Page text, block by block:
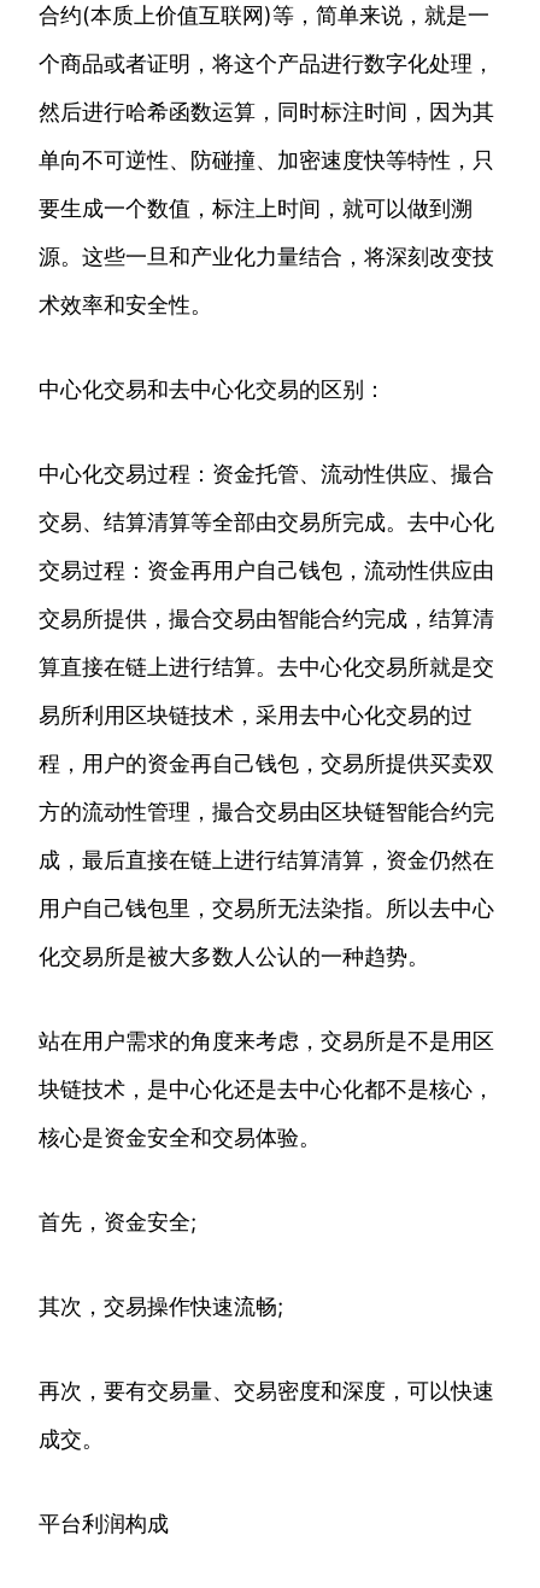
合约(本质上价值互联网)等，简单来说，就是一
个商品或者证明，将这个产品进行数字化处理，
然后进行哈希函数运算，同时标注时间，因为其
单向不可逆性、防碰撞、加密速度快等特性，只
要生成一个数值，标注上时间，就可以做到溯
源。这些一旦和产业化力量结合，将深刻改变技
术效率和安全性。
中心化交易和去中心化交易的区别：
中心化交易过程：资金托管、流动性供应、撮合
交易、结算清算等全部由交易所完成。去中心化
交易过程：资金再用户自己钱包，流动性供应由
交易所提供，撮合交易由智能合约完成，结算清
算直接在链上进行结算。去中心化交易所就是交
易所利用区块链技术，采用去中心化交易的过
程，用户的资金再自己钱包，交易所提供买卖双
方的流动性管理，撮合交易由区块链智能合约完
成，最后直接在链上进行结算清算，资金仍然在
用户自己钱包里，交易所无法染指。所以去中心
化交易所是被大多数人公认的一种趋势。
站在用户需求的角度来考虑，交易所是不是用区
块链技术，是中心化还是去中心化都不是核心，
核心是资金安全和交易体验。
首先，资金安全;
其次，交易操作快速流畅;
再次，要有交易量、交易密度和深度，可以快速
成交。
平台利润构成